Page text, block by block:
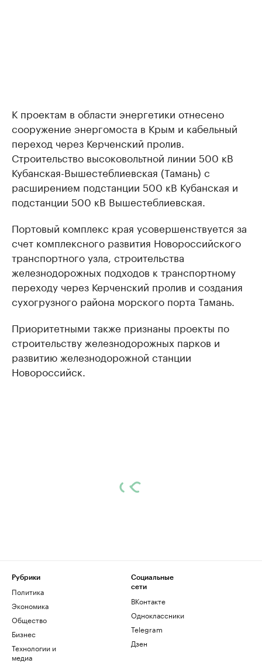
К проектам в области энергетики отнесено
сооружение энергомоста в Крым и кабельный
переход через Керченский пролив.
Строительство высоковольтной линии 500 кВ
Кубанская-Вышестеблиевская (Тамань) с
расширением подстанции 500 кВ Кубанская и
подстанции 500 кВ Вышестеблиевская.
Портовый комплекс края усовершенствуется за
счет комплексного развития Новороссийского
транспортного узла, строительства
железнодорожных подходов к транспортному
переходу через Керченский пролив и создания
сухогрузного района морского порта Тамань.
Приоритетными также признаны проекты по
строительству железнодорожных парков и
развитию железнодорожной станции
Новороссийск.
Рубрики
Политика
Экономика
Общество
Бизнес
Технологии и
медиа
Социальные
сети
ВКонтакте
Одноклассники
Telegram
Дзен